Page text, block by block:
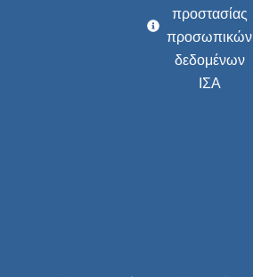
προστασίας
προσωπικών
δεδομένων
ΙΣΑ